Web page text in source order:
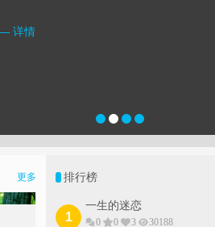
详情
更多 排行榜
一生的迷恋
0 0 3 30188
1